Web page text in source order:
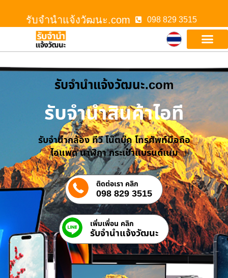
รับจํานําแจ้งวัฒนะ.com 098 829 3515
รับจํานําแจ้งวัฒนะ.com
รับจำนำสินค้าไอที
รับจำนำกล้อง ทีวี โน๊ตบุ๊ค โทรศัพท์มือถือ
ไอแพด นาฬิกา กระเป๋าแบรนด์เนม
ติดต่อเรา คลิก
098 829 3515
เพิ่มเพื่อน คลิก
รับจํานําแจ้งวัฒนะ